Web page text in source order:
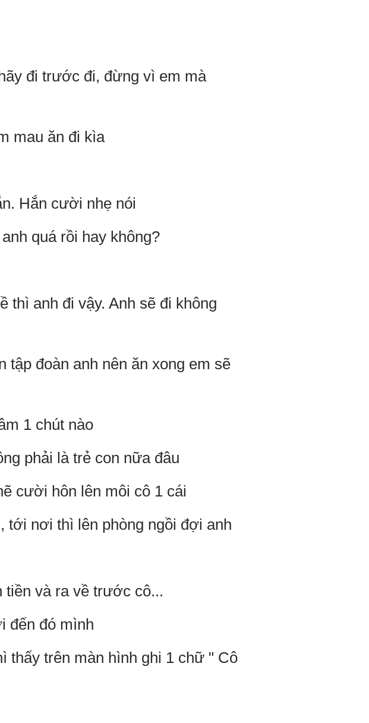
đi trước đi, đừng vì em mà
mau ăn đi kìa
Hắn cười nhẹ nói
quá rồi hay không?
thì anh đi vậy. Anh sẽ đi không
tập đoàn anh nên ăn xong em sẽ
1 chút nào
phải là trẻ con nữa đâu
cười hôn lên môi cô 1 cái
tới nơi thì lên phòng ngồi đợi anh
tiền và ra về trước cô...
đến đó mình
thấy trên màn hình ghi 1 chữ " Cô